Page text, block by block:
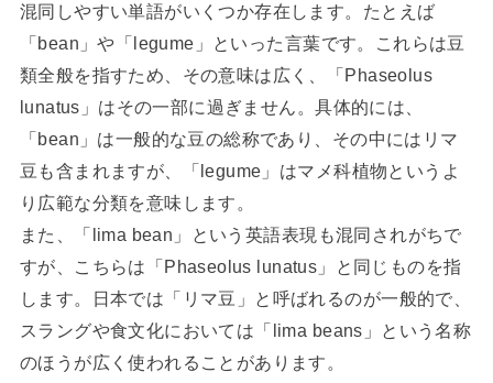
混同しやすい単語がいくつか存在します。たとえば
「bean」や「legume」といった言葉です。これらは豆
類全般を指すため、その意味は広く、「Phaseolus
lunatus」はその一部に過ぎません。具体的には、
「bean」は一般的な豆の総称であり、その中にはリマ
豆も含まれますが、「legume」はマメ科植物というよ
り広範な分類を意味します。
また、「lima bean」という英語表現も混同されがちで
すが、こちらは「Phaseolus lunatus」と同じものを指
します。日本では「リマ豆」と呼ばれるのが一般的で、
スラングや食文化においては「lima beans」という名称
のほうが広く使われることがあります。